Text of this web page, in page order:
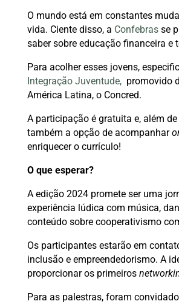
O mundo está em constantes
vida. Ciente disso, a Confebras se
saber sobre educação financeira e
Para acolher esses jovens,
Integração Juventude, promovido
América Latina, o Concred.
A participação é gratuita e, além
também a opção de acompanhar
enriquecer o currículo!
O que esperar?
A edição 2024 promete ser uma
experiência lúdica com música,
conteúdo sobre cooperativismo
Os participantes estarão em
inclusão e empreendedorismo. A
proporcionar os primeiros
Para as palestras, foram